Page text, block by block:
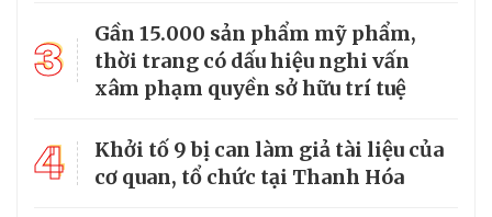
3
Gần 15.000 sản phẩm mỹ phẩm,
thời trang có dấu hiệu nghi vấn
xâm phạm quyền sở hữu trí tuệ
4
Khởi tố 9 bị can làm giả tài liệu của
cơ quan, tổ chức tại Thanh Hóa